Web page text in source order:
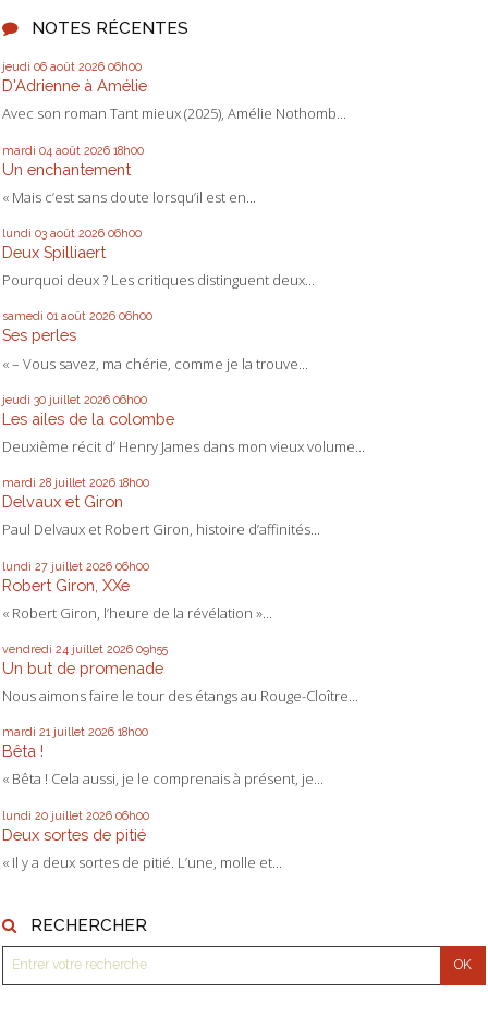
NOTES RÉCENTES
jeudi 06 août 2026 06h00
D'Adrienne à Amélie
Avec son roman Tant mieux (2025), Amélie Nothomb...
mardi 04 août 2026 18h00
Un enchantement
« Mais c’est sans doute lorsqu’il est en...
lundi 03 août 2026 06h00
Deux Spilliaert
Pourquoi deux ? Les critiques distinguent deux...
samedi 01 août 2026 06h00
Ses perles
« – Vous savez, ma chérie, comme je la trouve...
jeudi 30 juillet 2026 06h00
Les ailes de la colombe
Deuxième récit d’ Henry James dans mon vieux volume...
mardi 28 juillet 2026 18h00
Delvaux et Giron
Paul Delvaux et Robert Giron, histoire d’affinités...
lundi 27 juillet 2026 06h00
Robert Giron, XXe
« Robert Giron, l’heure de la révélation »...
vendredi 24 juillet 2026 09h55
Un but de promenade
Nous aimons faire le tour des étangs au Rouge-Cloître...
mardi 21 juillet 2026 18h00
Bêta !
« Bêta ! Cela aussi, je le comprenais à présent, je...
lundi 20 juillet 2026 06h00
Deux sortes de pitié
« Il y a deux sortes de pitié. L’une, molle et...
RECHERCHER